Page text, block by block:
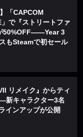
「CAPCOM
で『ストリートファ
50%OFF——Year 3
もSteamで初セール
リメイク』からティ
新キャラクター3名
インアップが公開